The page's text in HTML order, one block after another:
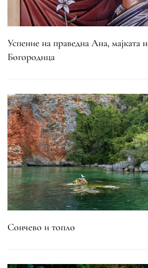
Успение на праведна Ана, мајката
Богородица
Сончево и топло